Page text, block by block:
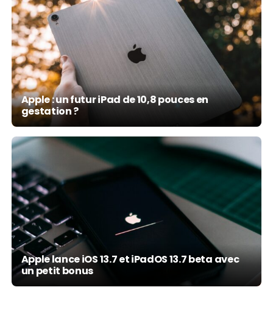
Apple : un futur iPad de 10,8 pouces en
gestation ?
Apple lance iOS 13.7 et iPadOS 13.7 beta avec
un petit bonus